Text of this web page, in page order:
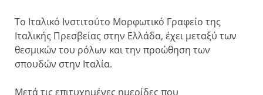
Το Ιταλικό Ινστιτούτο Μορφωτικό Γραφείο της
Ιταλικής Πρεσβείας στην Ελλάδα, έχει μεταξύ των
θεσμικών του ρόλων και την προώθηση των
σπουδών στην Ιταλία.
Μετά τις επιτυχημένες ημερίδες που